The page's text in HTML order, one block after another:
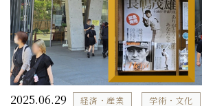
2025.06.29 経済・産業 学術・文化